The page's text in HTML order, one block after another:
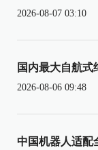
2026-08-07 03:10
国内最大自航式
2026-08-06 09:48
中国机器人适配